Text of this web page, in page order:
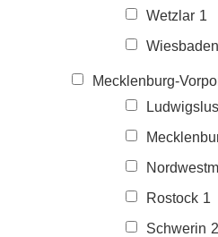
Wetzlar 1
Wiesbaden
Mecklenburg-
Rostock 1
Schwerin 2